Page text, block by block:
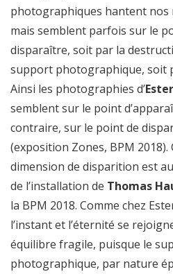
photographiques hantent nos
mais semblent parfois sur le
disparaître, soit par la
support photographique, soit
Ainsi les photographies d’
semblent sur le point
contraire, sur le point de
(exposition Zones, BPM 2018).
dimension de disparition est
de l’installation de Thomas
la BPM 2018. Comme chez
l’instant et l’éternité se
équilibre fragile, puisque le
photographique, par nature